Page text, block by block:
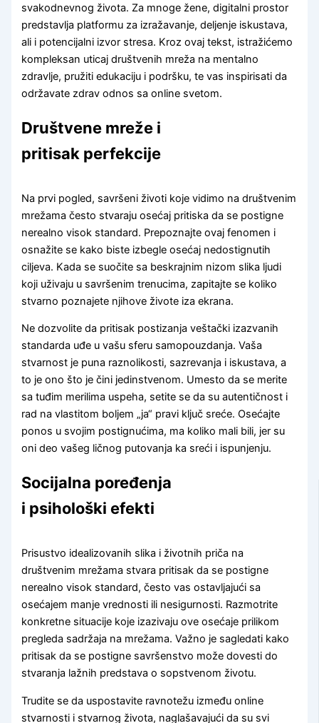
svakodnevnog života. Za mnoge žene, digitalni prostor
predstavlja platformu za izražavanje, deljenje iskustava,
ali i potencijalni izvor stresa. Kroz ovaj tekst, istražićemo
kompleksan uticaj društvenih mreža na mentalno
zdravlje, pružiti edukaciju i podršku, te vas inspirisati da
održavate zdrav odnos sa online svetom.
Društvene mreže i
pritisak perfekcije
Na prvi pogled, savršeni životi koje vidimo na društvenim
mrežama često stvaraju osećaj pritiska da se postigne
nerealno visok standard. Prepoznajte ovaj fenomen i
osnažite se kako biste izbegle osećaj nedostignutih
ciljeva. Kada se suočite sa beskrajnim nizom slika ljudi
koji uživaju u savršenim trenucima, zapitajte se koliko
stvarno poznajete njihove živote iza ekrana.
Ne dozvolite da pritisak postizanja veštački izazvanih
standarda uđe u vašu sferu samopouzdanja. Vaša
stvarnost je puna raznolikosti, sazrevanja i iskustava, a
to je ono što je čini jedinstvenom. Umesto da se merite
sa tuđim merilima uspeha, setite se da su autentičnost i
rad na vlastitom boljem „ja“ pravi ključ sreće. Osećajte
ponos u svojim postignućima, ma koliko mali bili, jer su
oni deo vašeg ličnog putovanja ka sreći i ispunjenju.
Socijalna poređenja
i psihološki efekti
Prisustvo idealizovanih slika i životnih priča na
društvenim mrežama stvara pritisak da se postigne
nerealno visok standard, često vas ostavljajući sa
osećajem manje vrednosti ili nesigurnosti. Razmotrite
konkretne situacije koje izazivaju ove osećaje prilikom
pregleda sadržaja na mrežama. Važno je sagledati kako
pritisak da se postigne savršenstvo može dovesti do
stvaranja lažnih predstava o sopstvenom životu.
Trudite se da uspostavite ravnotežu između online
stvarnosti i stvarnog života, naglašavajući da su svi